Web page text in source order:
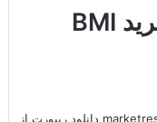
دانلود داده های BMI خرید BMI